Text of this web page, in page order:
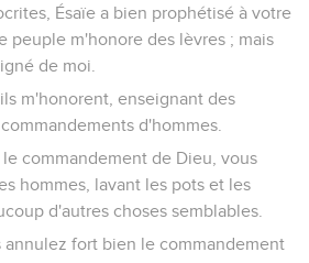
Ésaïe a bien prophétisé à votre
peuple m'honore des lèvres ; mais
de moi.
m'honorent, enseignant des
d'hommes.
commandement de Dieu, vous
hommes, lavant les pots et les
d'autres choses semblables.
annulez fort bien le commandement